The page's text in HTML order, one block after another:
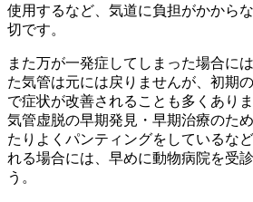
使用するなど、気道に負担がかから
切です。
また万が一発症してしまった場合に
た気管は元には戻りませんが、初期
で症状が改善されることも多くありま
気管虚脱の早期発見・早期治療のた
たりよくパンティングをしているな
れる場合には、早めに動物病院を受
う。